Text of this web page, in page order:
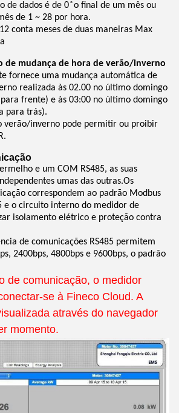
de dados é de 0 ̊ o final de um mês ou
de 1 ~ 28 por hora.
conta meses de duas maneiras Max
de mudança de hora de verão/inverno
fornece uma mudança automática de
realizada às 02.00 no último domingo
frente) e às 03:00 no último domingo
para trás).
verão/inverno pode permitir ou proibir
e um COM RS485, as suas
umas das outras.Os
correspondem ao padrão Modbus
e o circuito interno do medidor de
isolamento elétrico e proteção contra
de comunicações RS485 permitem
2400bps, 4800bps e 9600bps, o padrão
de comunicação, o medidor
se à Fineco Cloud. A
através do navegador
momento.